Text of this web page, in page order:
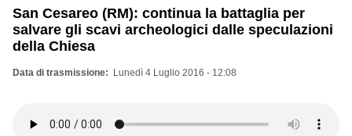
San Cesareo (RM): continua la battaglia per
salvare gli scavi archeologici dalle speculazioni
della Chiesa
Data di trasmissione Lunedì 4 Luglio 2016 - 12:08